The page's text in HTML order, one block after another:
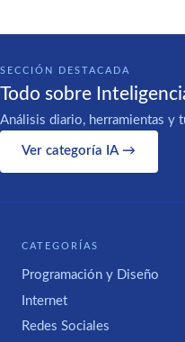
SECCIÓN DESTACADA
Todo sobre
Análisis diario, herramientas y
Ver categoría IA →
CATEGORÍAS
Programación y Diseño
Internet
Redes Sociales